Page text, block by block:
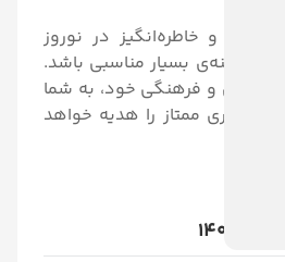
و خاطره‌انگیز در نوروز
گزینه‌ی بسیار مناسبی باشد.
طبیعی و فرهنگی خود، به شما
از سفری ممتاز را هدیه خواهد